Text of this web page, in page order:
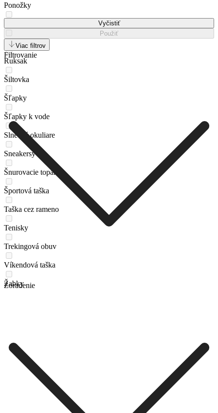
Ponožky
Rukavice
Ruksak
Šiltovka
Šľapky
Šľapky k vode
Slnečné okuliare
Sneakersy
Šnurovacie topánky
Športová taška
Taška cez rameno
Tenisky
Trekingová obuv
Víkendová taška
Žabky
Vyčistiť
Použiť
Viac filtrov
Filtrovanie
Zoradenie